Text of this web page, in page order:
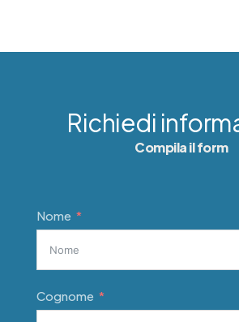
Richiedi
Compila il form
Nome
Cognome